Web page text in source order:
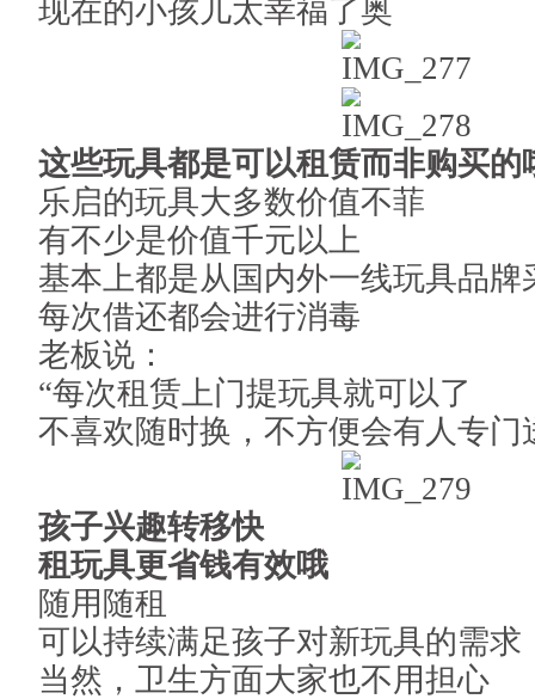
现在的小孩儿太幸福了奥
这些玩具都是可以租赁而非购买的
乐启的玩具大多数价值不菲
有不少是价值千元以上
基本上都是从国内外一线玩具品牌
每次借还都会进行消毒
老板说：
“每次租赁上门提玩具就可以了
不喜欢随时换，不方便会有人专门
孩子兴趣转移快
租玩具更省钱有效哦
随用随租
可以持续满足孩子对新玩具的需求
当然，卫生方面大家也不用担心